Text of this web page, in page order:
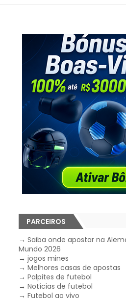
PARCEIROS
→Saiba onde apostar na
Mundo 2026
→jogos mines
→Melhores casas de apostas
→Palpites de futebol
→Notícias de futebol
→Futebol ao vivo